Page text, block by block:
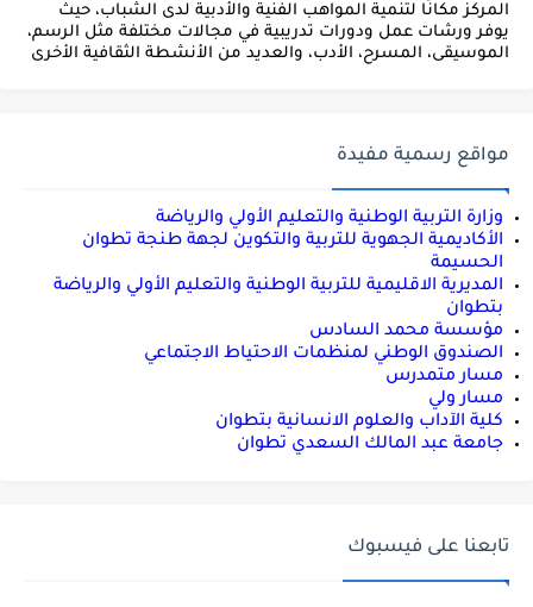
المركز مكانًا لتنمية المواهب الفنية والأدبية لدى الشباب، حيث
يوفر ورشات عمل ودورات تدريبية في مجالات مختلفة مثل الرسم،
الموسيقى، المسرح، الأدب، والعديد من الأنشطة الثقافية الأخرى
مواقع رسمية مفيدة
وزارة التربية الوطنية والتعليم الأولي والرياضة
الأكاديمية الجهوية للتربية والتكوين لجهة طنجة تطوان
الحسيمة
المديرية الاقليمية للتربية الوطنية والتعليم الأولي والرياضة
بتطوان
مؤسسة محمد السادس
الصندوق الوطني لمنظمات الاحتياط الاجتماعي
مسار متمدرس
مسار ولي
كلية الآداب والعلوم الانسانية بتطوان
جامعة عبد المالك السعدي تطوان
تابعنا على فيسبوك